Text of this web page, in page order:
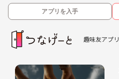
アプリを入手
趣味友アプリ